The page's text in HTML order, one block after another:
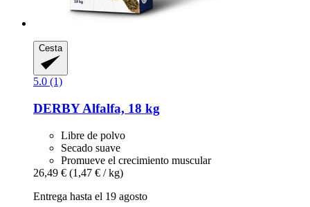
Cesta
5.0 (1)
DERBYAlfalfa, 18 kg
Libre de polvo
Secado suave
Promueve el crecimiento muscular
26,49 € (1,47 € / kg)
Entrega hasta el 19 agosto